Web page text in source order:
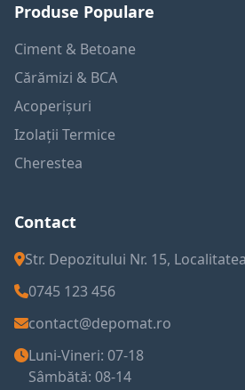
Produse Populare
Ciment & Betoane
Cărămizi & BCA
Acoperișuri
Izolații Termice
Cherestea
Contact
Str. Depozitului Nr. 15,
0745 123 456
contact@depomat.ro
Luni-Vineri: 07-18
Sâmbătă: 08-14